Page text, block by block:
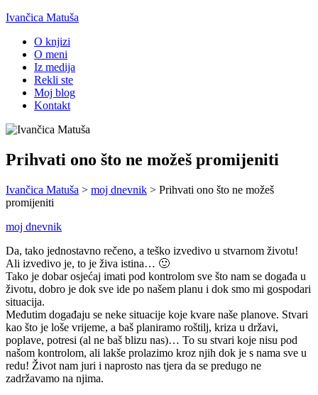
Ivančica Matuša
O knjizi
O meni
Iz medija
Rekli ste
Moj blog
Kontakt
Prihvati ono što ne možeš promijeniti
Ivančica Matuša > moj dnevnik > Prihvati ono što ne možeš
promijeniti
moj dnevnik
Da, tako jednostavno rečeno, a teško izvedivo u stvarnom životu!
Ali izvedivo je, to je živa istina… 🙂
Tako je dobar osjećaj imati pod kontrolom sve što nam se događa u
životu, dobro je dok sve ide po našem planu i dok smo mi gospodari
situacija.
Međutim događaju se neke situacije koje kvare naše planove. Stvari
kao što je loše vrijeme, a baš planiramo roštilj, kriza u državi,
poplave, potresi (al ne baš blizu nas)… To su stvari koje nisu pod
našom kontrolom, ali lakše prolazimo kroz njih dok je s nama sve u
redu! Život nam juri i naprosto nas tjera da se predugo ne
zadržavamo na njima.